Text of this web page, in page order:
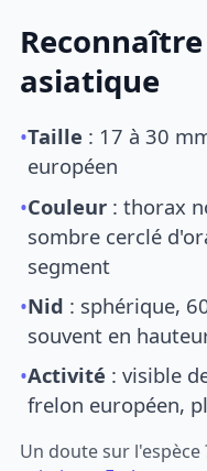
asiatique
•Taille : 17 à 30
européen
•Couleur : thorax
sombre cerclé
segment
•Nid : sphérique,
souvent en
•Activité : visible
frelon européen,
Un doute sur l'espèce